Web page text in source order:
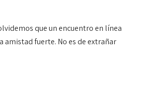
que un encuentro en línea
amistad fuerte. No es de extrañar